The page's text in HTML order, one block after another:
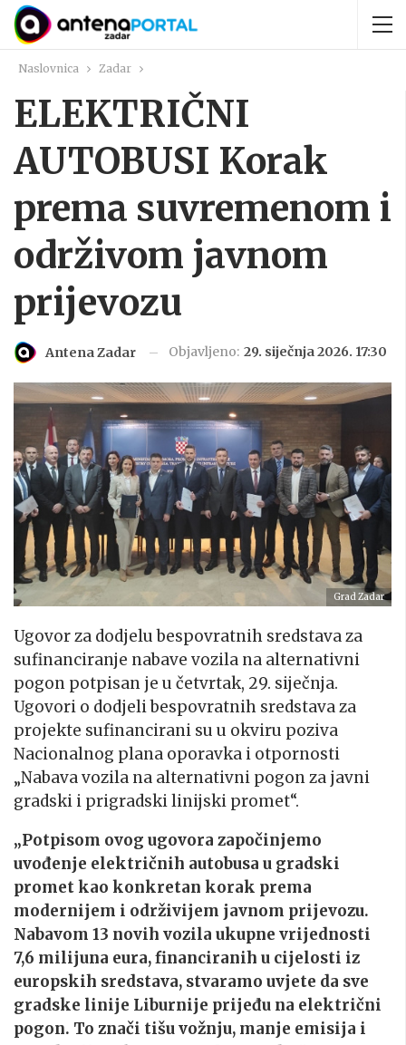
Naslovnica Zadar
ELEKTRIČNI
AUTOBUSI Korak
prema suvremenom i
održivom javnom
prijevozu
Antena Zadar Objavljeno: 29. siječnja 2026. 17:30
Grad Zadar
Ugovor za dodjelu bespovratnih sredstava za
sufinanciranje nabave vozila na alternativni
pogon potpisan je u četvrtak, 29. siječnja.
Ugovori o dodjeli bespovratnih sredstava za
projekte sufinancirani su u okviru poziva
Nacionalnog plana oporavka i otpornosti
„Nabava vozila na alternativni pogon za javni
gradski i prigradski linijski promet“.
„Potpisom ovog ugovora započinjemo
uvođenje električnih autobusa u gradski
promet kao konkretan korak prema
modernijem i održivijem javnom prijevozu.
Nabavom 13 novih vozila ukupne vrijednosti
7,6 milijuna eura, financiranih u cijelosti iz
europskih sredstava, stvaramo uvjete da sve
gradske linije Liburnije prijeđu na električni
pogon. To znači tišu vožnju, manje emisija i